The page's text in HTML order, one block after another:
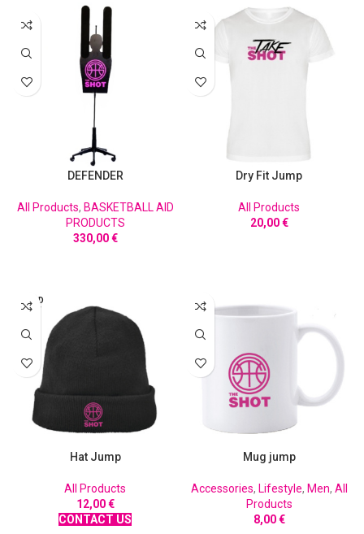
DEFENDER
All Products, BASKETBALL AID
PRODUCTS
330,00€
Dry Fit Jump
All Products
20,00€
SOLD
OUT
Hat Jump
All Products
12,00€
CONTACT US
Mug jump
Accessories, Lifestyle, Men, All
Products
8,00€